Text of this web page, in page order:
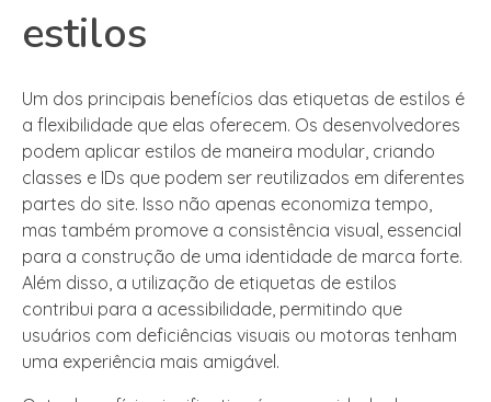
estilos
Um dos principais benefícios das etiquetas de estilos é
a flexibilidade que elas oferecem. Os desenvolvedores
podem aplicar estilos de maneira modular, criando
classes e IDs que podem ser reutilizados em diferentes
partes do site. Isso não apenas economiza tempo,
mas também promove a consistência visual, essencial
para a construção de uma identidade de marca forte.
Além disso, a utilização de etiquetas de estilos
contribui para a acessibilidade, permitindo que
usuários com deficiências visuais ou motoras tenham
uma experiência mais amigável.